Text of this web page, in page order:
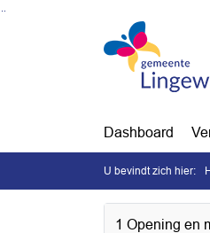
Ga naar de inhoud van deze
Dashboard
U bevindt zich hier:
1 Opening en